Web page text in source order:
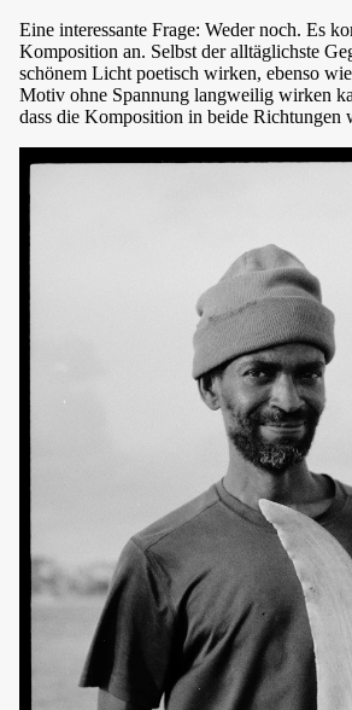
Eine interessante Frage: Weder noch. Es
Komposition an. Selbst der alltäglichste
schönem Licht poetisch wirken, ebenso wie
Motiv ohne Spannung langweilig wirken
dass die Komposition in beide Richtungen